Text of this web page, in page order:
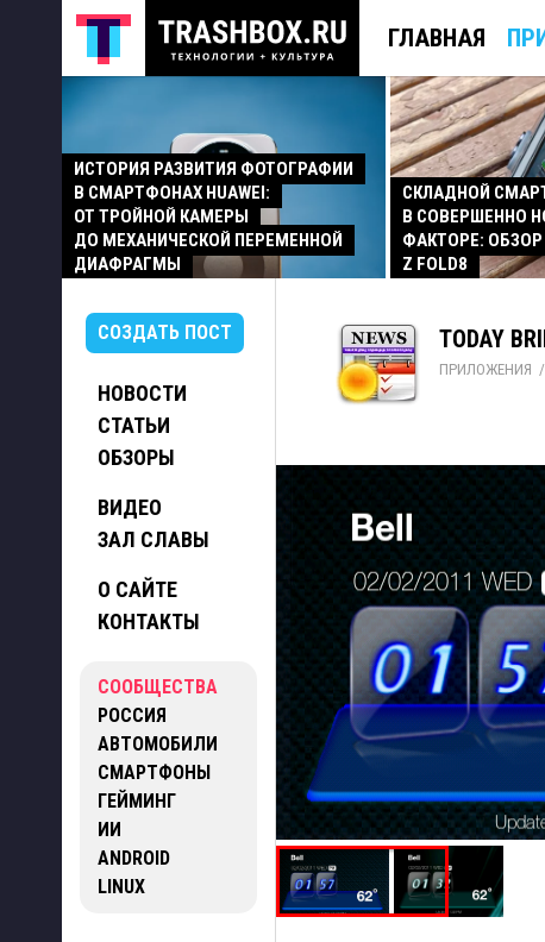
ГЛАВНАЯ
ИСТОРИЯ РАЗВИТИЯ ФОТОГРАФИИ
В СМАРТФОНАХ HUAWEI:
ОТ ТРОЙНОЙ КАМЕРЫ
ДО МЕХАНИЧЕСКОЙ ПЕРЕМЕННОЙ
ДИАФРАГМЫ
СКЛАДНОЙ
В СОВЕРШЕННО
ФАКТОРЕ: ОБЗОР
Z FOLD8
СОЗДАТЬ ПОСТ
НОВОСТИ
СТАТЬИ
ОБЗОРЫ
ВИДЕО
ЗАЛ СЛАВЫ
О САЙТЕ
КОНТАКТЫ
СООБЩЕСТВА
РОССИЯ
АВТОМОБИЛИ
СМАРТФОНЫ
ГЕЙМИНГ
ИИ
ANDROID
LINUX
TODAY
ПРИЛОЖЕНИЯ /